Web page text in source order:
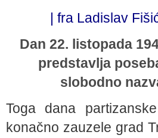
| fra Ladislav
Dan 22. listopada
predstavlja
slobodno
Toga dana
konačno zauzele grad